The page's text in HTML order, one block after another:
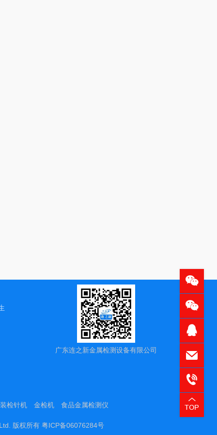
广东连之新金属检测设备有限公司
检针机 金检机 食品金属检测仪
版权所有 粤ICP备06076284号
在线微
在线微
QQ客服